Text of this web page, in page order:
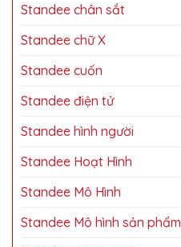
Standee chân sắt
Standee chữ X
Standee cuốn
Standee điện tử
Standee hình người
Standee Hoạt Hình
Standee Mô Hình
Standee Mô hình sản phẩm